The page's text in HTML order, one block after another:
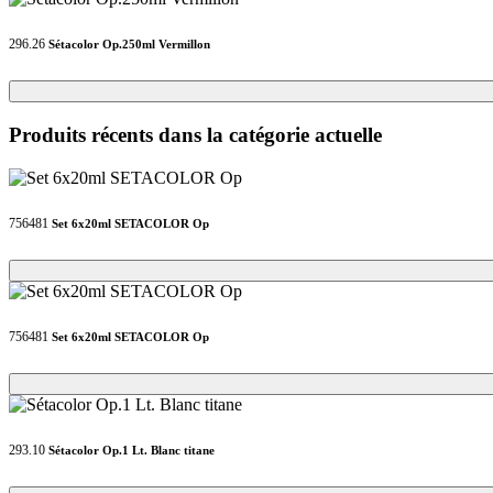
296.26 Sétacolor Op.250ml Vermillon
Loading...
Loading...
Produits récents dans la catégorie actuelle
756481 Set 6x20ml SETACOLOR Op
Loading...
Loading...
756481 Set 6x20ml SETACOLOR Op
Loading...
Loading...
293.10 Sétacolor Op.1 Lt. Blanc titane